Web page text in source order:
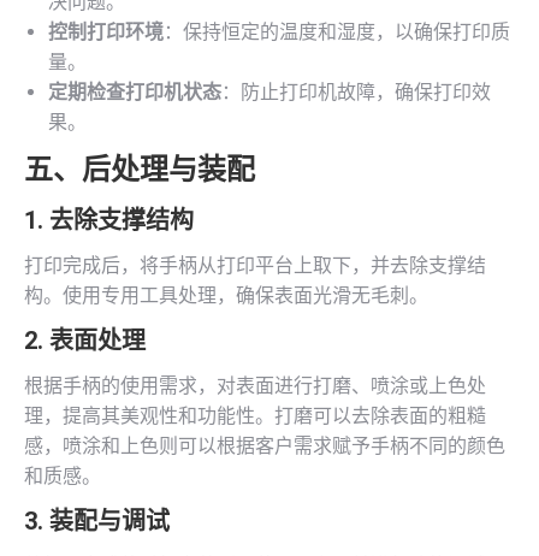
控制打印环境：保持恒定的温度和湿度，以确保打印质
量。
定期检查打印机状态：防止打印机故障，确保打印效
果。
五、后处理与装配
1. 去除支撑结构
打印完成后，将手柄从打印平台上取下，并去除支撑结
构。使用专用工具处理，确保表面光滑无毛刺。
2. 表面处理
根据手柄的使用需求，对表面进行打磨、喷涂或上色处
理，提高其美观性和功能性。打磨可以去除表面的粗糙
感，喷涂和上色则可以根据客户需求赋予手柄不同的颜色
和质感。
3. 装配与调试